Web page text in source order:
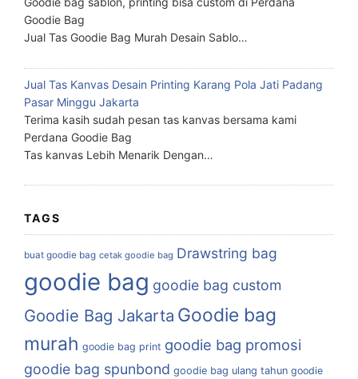
Goodie Bag
Jual Tas Goodie Bag Murah Desain Sablo…
Jual Tas Kanvas Desain Printing Karang Pola Jati Padang
Pasar Minggu Jakarta
Terima kasih sudah pesan tas kanvas bersama kami
Perdana Goodie Bag
Tas kanvas Lebih Menarik Dengan…
TAGS
buat goodie bag cetak goodie bag Drawstring bag
goodie bag goodie bag custom
Goodie Bag Jakarta Goodie bag
murah goodie bag print goodie bag promosi
goodie bag spunbond goodie bag ulang tahun goodie